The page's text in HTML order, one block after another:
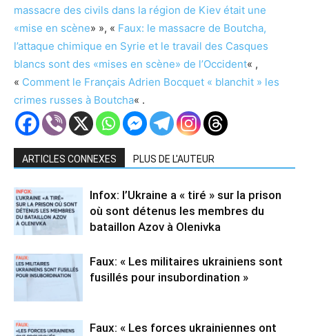
massacre des civils dans la région de Kiev était une
«mise en scène» », « Faux: le massacre de Boutcha,
l’attaque chimique en Syrie et le travail des Casques
blancs sont des «mises en scène» de l’Occident« ,
« Comment le Français Adrien Bocquet « blanchit » les
crimes russes à Boutcha« .
ARTICLES CONNEXES PLUS DE L'AUTEUR
Infox: l’Ukraine a « tiré » sur la prison
où sont détenus les membres du
bataillon Azov à Olenivka
Faux: « Les militaires ukrainiens sont
fusillés pour insubordination »
Faux: « Les forces ukrainiennes ont